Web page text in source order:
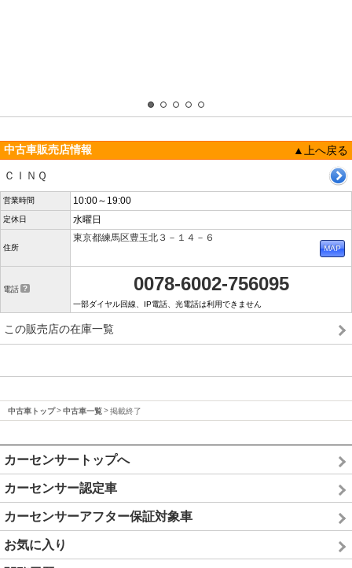
中古車販売店情報
▲上へ戻る
ＣＩＮＱ
営業時間 10:00～19:00
定休日 水曜日
住所
東京都練馬区豊玉北３－１４－６
電話 0078-6002-756095
一部ダイヤル回線、IP電話、光電話は利用できません
この販売店の在庫一覧
中古車トップ 中古車一覧 掲載終了
カーセンサートップへ
カーセンサー認定車
カーセンサーアフター保証対象車
お気に入り